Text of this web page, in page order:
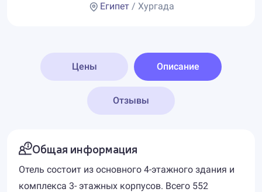
Египет / Хургада
Цены Описание
Отзывы
Общая информация
Отель состоит из основного 4-этажного здания и
комплекса 3- этажных корпусов. Всего 552